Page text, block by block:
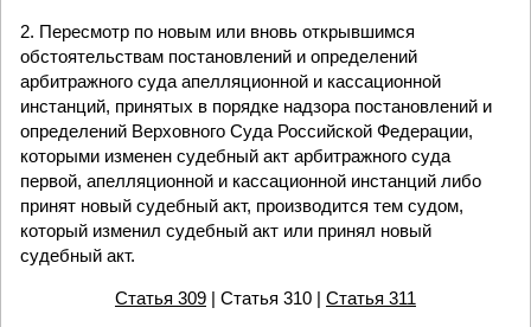
2. Пересмотр по новым или вновь открывшимся
обстоятельствам постановлений и определений
арбитражного суда апелляционной и кассационной
инстанций, принятых в порядке надзора постановлений и
определений Верховного Суда Российской Федерации,
которыми изменен судебный акт арбитражного суда
первой, апелляционной и кассационной инстанций либо
принят новый судебный акт, производится тем судом,
который изменил судебный акт или принял новый
судебный акт.
Статья 309| Статья 310 | Статья 311